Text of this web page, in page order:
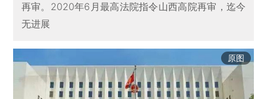
再审。2020年6月最高法院指令山西高院再审，迄今
无进展
原图